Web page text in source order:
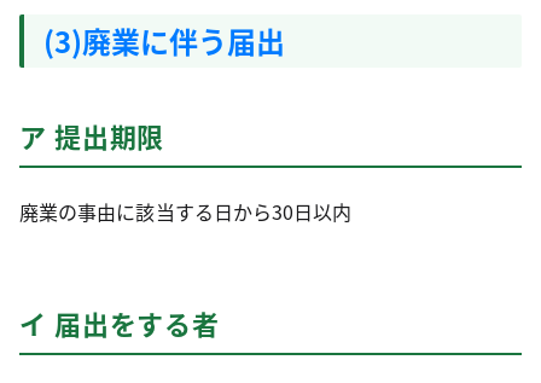
(3)廃業に伴う届出
ア 提出期限
廃業の事由に該当する日から30日以内
イ 届出をする者